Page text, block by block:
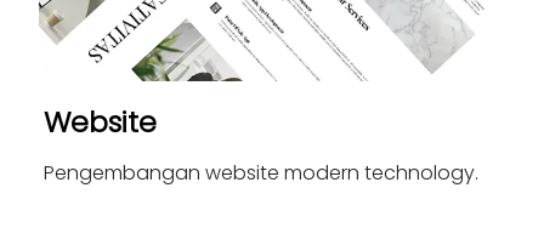
Website
Pengembangan website modern technology.